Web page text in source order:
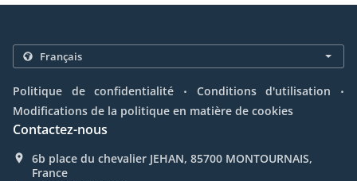
Politique de confidentialité . Conditions d'utilisation .
Modifications de la politique en matière de cookies
Contactez-nous
6b place du chevalier JEHAN, 85700 MONTOURNAIS,
France